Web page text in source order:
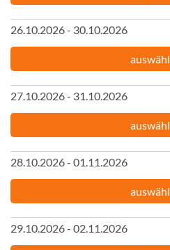
26.10.2026 - 30.10.2026
27.10.2026 - 31.10.2026
28.10.2026 - 01.11.2026
29.10.2026 - 02.11.2026